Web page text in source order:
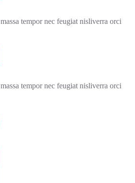
tempor nec feugiat nisliverra orci
tempor nec feugiat nisliverra orci